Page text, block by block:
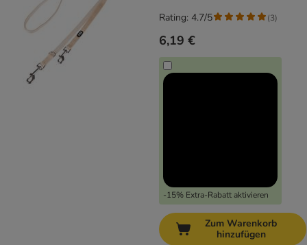
6,19 €
-15% Extra-Rabatt aktivieren
Rating: 4.7/5 (3)
Zum Warenkorb
hinzufügen